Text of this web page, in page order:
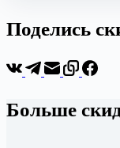
Поделись
Больше